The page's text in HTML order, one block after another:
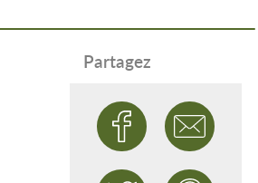
Partagez